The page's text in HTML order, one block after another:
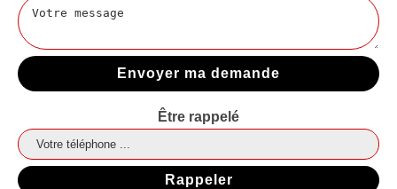
Être rappelé